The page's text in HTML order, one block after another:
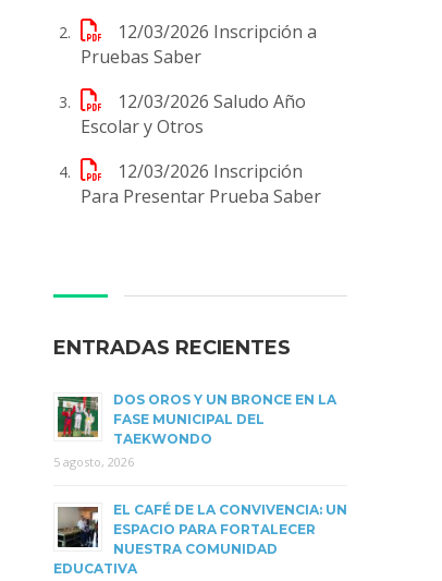
12/03/2026 Inscripción a
Pruebas Saber
12/03/2026 Saludo Año
Escolar y Otros
12/03/2026 Inscripción
Para Presentar Prueba Saber
ENTRADAS RECIENTES
DOS OROS Y UN BRONCE EN LA
FASE MUNICIPAL DEL
TAEKWONDO
5 agosto, 2026
EL CAFÉ DE LA CONVIVENCIA: UN
ESPACIO PARA FORTALECER
NUESTRA COMUNIDAD
EDUCATIVA